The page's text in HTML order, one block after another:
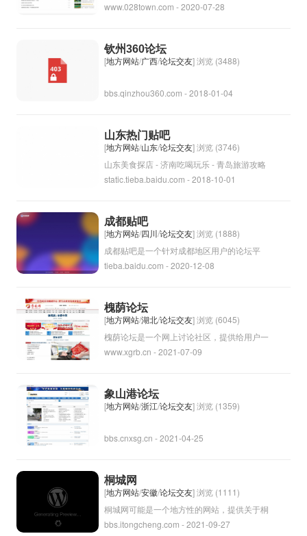
流和互动。
常用来表示该地区或组织在某个分类中排在第
济学等领域中使用。在具体语境中，第四城
可能指的是某一座城市的名称或者某个组织的
www.028town.com - 2020-07-28
钦州360论坛
[地方网站/广西/论坛交友] 浏览 (3488)
bbs.qinzhou360.com - 2018-01-04
山东热门贴吧
[地方网站/山东/论坛交友] 浏览 (3746)
山东美食探店 - 济南吃喝玩乐 - 青岛旅游攻略
- 烟台海滨风光 - 潍坊文化艺术 - 泰山风景名
文化 - 枣庄新闻热点
static.tieba.baidu.com - 2018-10-01
成都贴吧
[地方网站/四川/论坛交友] 浏览 (1888)
成都贴吧是一个针对成都地区用户的论坛平
台，用户可以在上面分享成都的生活、美食、
题。成都贴吧是一个互联网社区，让成都人能
够方便快捷地获取和分享各种信息，也可以通
过这个平台结识新朋友，扩大社交圈子。在成
都贴吧上，用户可以找到各种各样的帖子，涵
要的信息交流平台。
tieba.baidu.com - 2020-12-08
槐荫论坛
[地方网站/湖北/论坛交友] 浏览 (6045)
槐荫论坛是一个网上讨论社区，提供给用户一
个平台来分享和交流各种话题。用户可以在论
论和交流。论坛通常有不同的板块和主题，以
方便用户定位和参与讨论。槐荫可能是地名或
方的背景信息。
www.xgrb.cn - 2021-07-09
象山港论坛
[地方网站/浙江/论坛交友] 浏览 (1359)
bbs.cnxsg.cn - 2021-04-25
桐城网
[地方网站/安徽/论坛交友] 浏览 (1111)
桐城网可能是一个地方性的网站，提供关于桐
城市的新闻、信息、生活指南等内容。桐城是
bbs.itongcheng.com - 2021-09-27